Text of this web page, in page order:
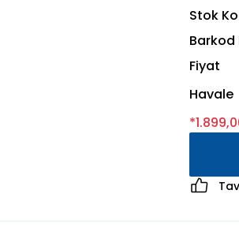
Stok
Barkod
Fiyat
Havale